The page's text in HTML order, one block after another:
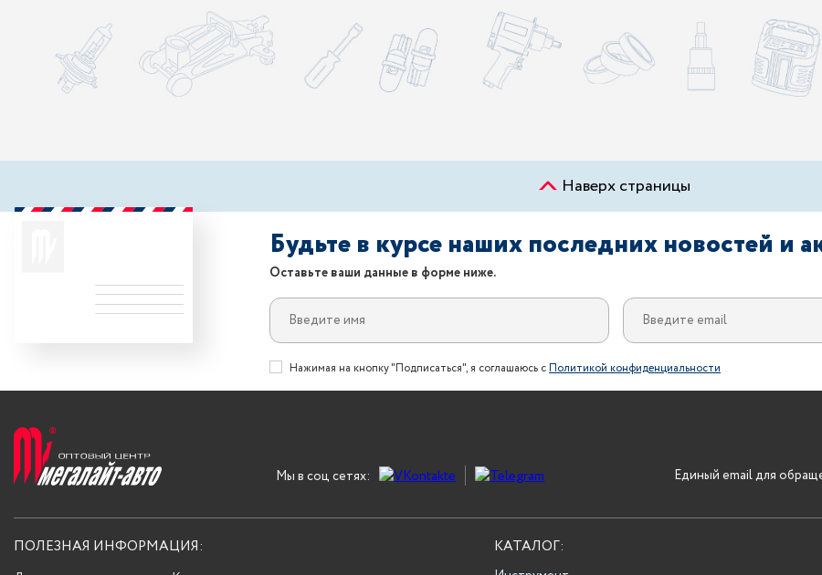
Наверх страницы
Будьте в курсе наших последних новостей и
Оставьте ваши данные в форме ниже.
Нажимая на кнопку "Подписаться", я соглашаюсь сПолитикой конфиденциальности
Мы в соц сетях: Единый email для
ПОЛЕЗНАЯ ИНФОРМАЦИЯ: КАТАЛОГ: